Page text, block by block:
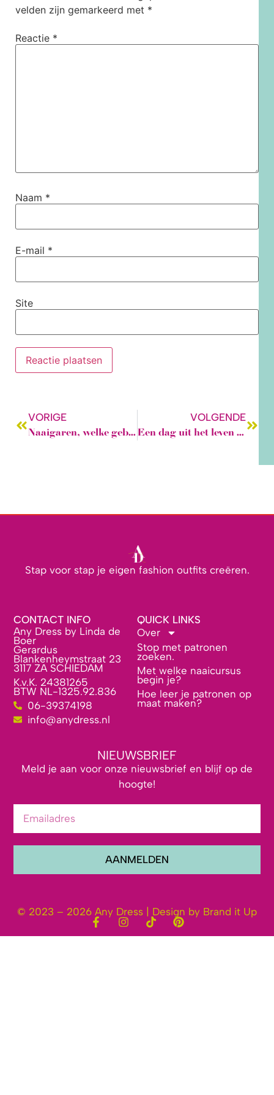
velden zijn gemarkeerd met *
Reactie *
Naam *
E-mail *
Site
VORIGE
Naaigaren, welke gebruik je voor wat?
VOLGENDE
Een dag uit het leven van een onderneemster
Stap voor stap je eigen fashion outfits creëren.
CONTACT INFO
Any Dress by Linda de
Boer
Gerardus
Blankenheymstraat 23
3117 ZA SCHIEDAM
K.v.K. 24381265
BTW NL-1325.92.836
06-39374198
info@anydress.nl
QUICK LINKS
Over
Stop met patronen
zoeken.
Met welke naaicursus
begin je?
Hoe leer je patronen op
maat maken?
NIEUWSBRIEF
Meld je aan voor onze nieuwsbrief en blijf op de
hoogte!
AANMELDEN
© 2023 – 2026 Any Dress | Design by Brand it Up